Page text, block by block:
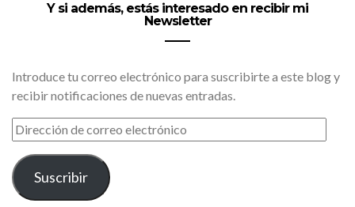
Y si además, estás interesado en recibir mi
Newsletter
Introduce tu correo electrónico para suscribirte a este blog y
recibir notificaciones de nuevas entradas.
DIRECCIÓN
DE
CORREO
ELECTRÓNICO
Suscribir